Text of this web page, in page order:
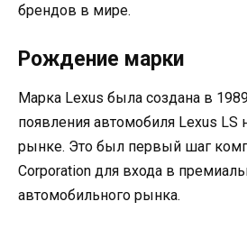
брендов в мире.
Рождение марки
Марка Lexus была создана в
появления автомобиля Lexus LS
рынке. Это был первый шаг
Corporation для входа в
автомобильного рынка.